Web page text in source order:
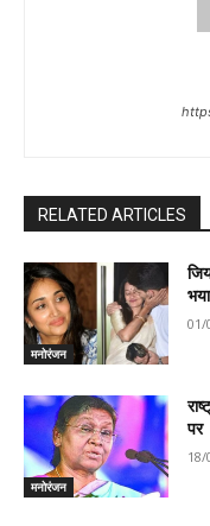
RELATED ARTICLES
मनोरंजन
01/
मनोरंजन
पर
18/